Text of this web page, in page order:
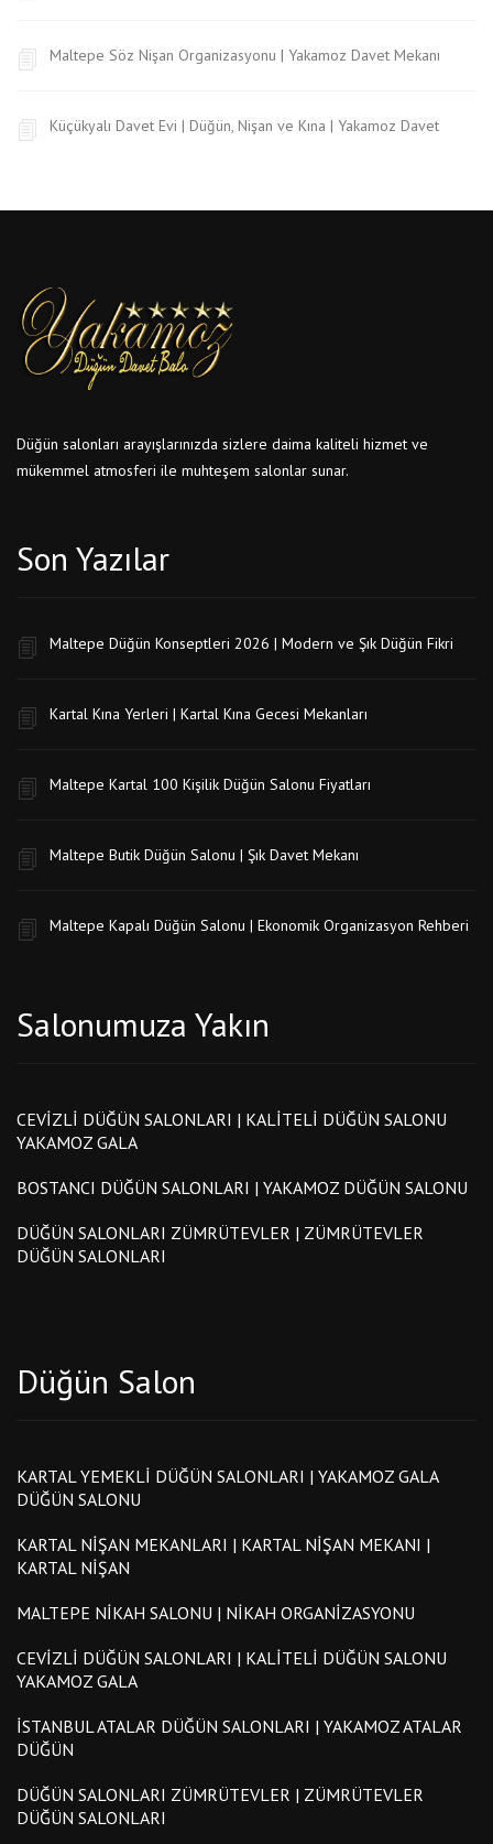
Maltepe Söz Nişan Organizasyonu | Yakamoz Davet Mekanı
Küçükyalı Davet Evi | Düğün, Nişan ve Kına | Yakamoz Davet
Düğün salonları arayışlarınızda sizlere daima kaliteli hizmet ve
mükemmel atmosferi ile muhteşem salonlar sunar.
Son Yazılar
Maltepe Düğün Konseptleri 2026 | Modern ve Şık Düğün Fikri
Kartal Kına Yerleri | Kartal Kına Gecesi Mekanları
Maltepe Kartal 100 Kişilik Düğün Salonu Fiyatları
Maltepe Butik Düğün Salonu | Şık Davet Mekanı
Maltepe Kapalı Düğün Salonu | Ekonomik Organizasyon Rehberi
Salonumuza Yakın
CEVIZLI DÜĞÜN SALONLARI | KALITELI DÜĞÜN SALONU
YAKAMOZ GALA
BOSTANCI DÜĞÜN SALONLARI | YAKAMOZ DÜĞÜN SALONU
DÜĞÜN SALONLARI ZÜMRÜTEVLER | ZÜMRÜTEVLER
DÜĞÜN SALONLARI
Düğün Salon
KARTAL YEMEKLI DÜĞÜN SALONLARI | YAKAMOZ GALA
DÜĞÜN SALONU
KARTAL NIŞAN MEKANLARI | KARTAL NIŞAN MEKANI |
KARTAL NIŞAN
MALTEPE NIKAH SALONU | NIKAH ORGANIZASYONU
CEVIZLI DÜĞÜN SALONLARI | KALITELI DÜĞÜN SALONU
YAKAMOZ GALA
İSTANBUL ATALAR DÜĞÜN SALONLARI | YAKAMOZ ATALAR
DÜĞÜN
DÜĞÜN SALONLARI ZÜMRÜTEVLER | ZÜMRÜTEVLER
DÜĞÜN SALONLARI